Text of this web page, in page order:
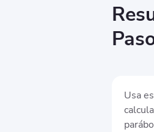
Usa